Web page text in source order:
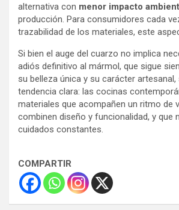
alternativa con menor impacto
producción. Para consumidores cada
trazabilidad de los materiales, este
Si bien el auge del cuarzo no implica
adiós definitivo al mármol, que sigue
su belleza única y su carácter
tendencia clara: las cocinas
materiales que acompañen un ritmo de
combinen diseño y funcionalidad, y que
cuidados constantes.
COMPARTIR